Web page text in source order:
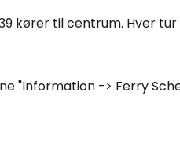
kører til centrum. Hver
"Information -> Ferry